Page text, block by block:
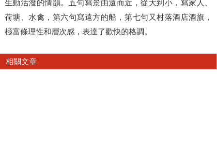
生動活潑的情韻。五句寫景由遠而近，從大到小，寫家人、
荷塘、水禽，第六句寫遠方的船，第七句又村落酒店酒旗，
極富條理性和層次感，表達了歡快的格調。
相關文章